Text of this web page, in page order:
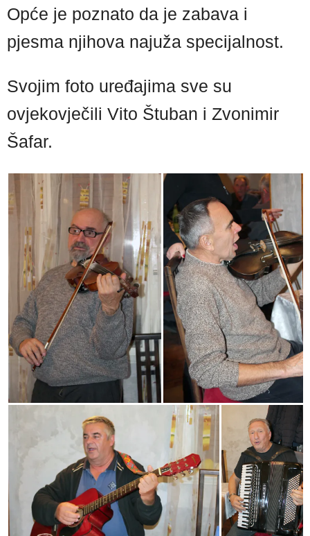
Opće je poznato da je zabava i
pjesma njihova najuža specijalnost.
Svojim foto uređajima sve su
ovjekovječili Vito Štuban i Zvonimir
Šafar.